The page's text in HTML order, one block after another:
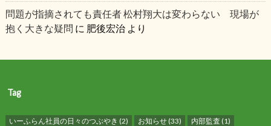
問題が指摘されても責任者 松村翔大は変わらない 現場が
抱く大きな疑問 に 肥後宏治より
Tag
いーふらん社員の日々のつぶやき (2) お知らせ(33) 内部監査 (1)